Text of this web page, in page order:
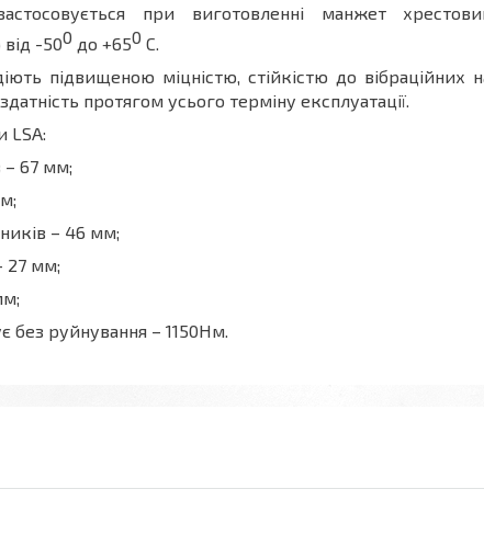
при виготовленні манжет
від -500 до +650 С.
підвищеною міцністю, стійкістю до вібраційних
протягом усього терміну експлуатації.
LSA:
– 67 мм;
– 46 мм;
27 мм;
руйнування – 1150Нм.